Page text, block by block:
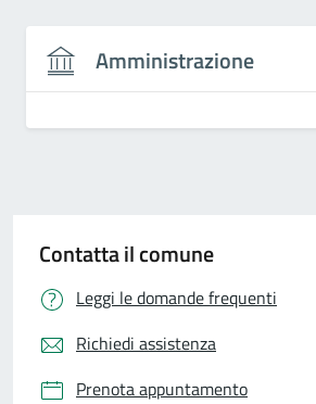
Amministrazione
Contatta il comune
Leggi le domande frequenti
Richiedi assistenza
Prenota appuntamento